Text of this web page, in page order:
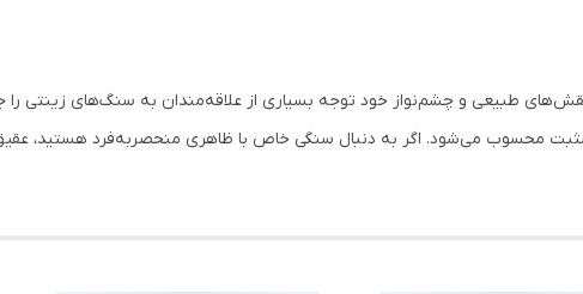
طبیعی و چشم‌نواز خود توجه بسیاری از علاقه‌مندان به سنگ‌های زینتی
محسوب می‌شود. اگر به دنبال سنگی خاص با ظاهری منحصربه‌فرد هستید، عقیق